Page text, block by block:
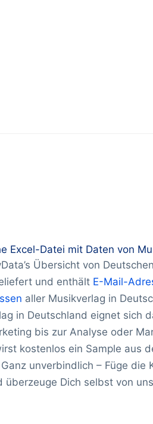
Excel-Datei mit Daten von
Übersicht von
und enthält E-Mail-
aller Musikverlag in
in Deutschland eignet sich
bis zur Analyse oder
kostenlos ein Sample aus
unverbindlich – Füge die
überzeuge Dich selbst von